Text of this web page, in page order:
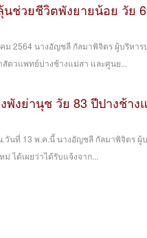
ช่วยชีวิตพังยายน้อย วัย
ม 2564 นางอัญชลี กัลมาพิจิตร ผู้บริหา
สัตวแพทย์ปางช้างแม่สา และศูนย...
พังย่านุช วัย 83 ปีปางช้า
.วันที่ 13 พ.ค.นี้ นางอัญชลี กัลมาพิจิตร
ม่ ได้เผยว่าได้รับแจ้งจาก...